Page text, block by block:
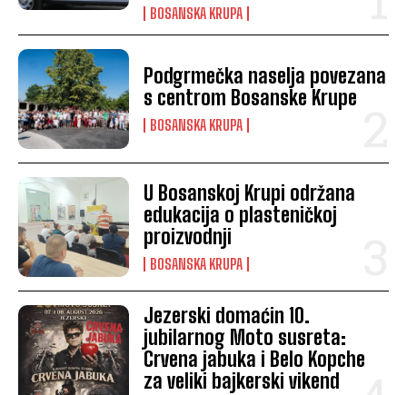
BOSANSKA KRUPA
Podgrmečka naselja povezana
s centrom Bosanske Krupe
BOSANSKA KRUPA
U Bosanskoj Krupi održana
edukacija o plasteničkoj
proizvodnji
BOSANSKA KRUPA
Jezerski domaćin 10.
jubilarnog Moto susreta:
Crvena jabuka i Belo Kopche
za veliki bajkerski vikend